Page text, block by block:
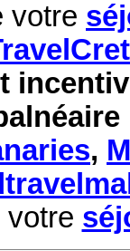
votre
,
votre